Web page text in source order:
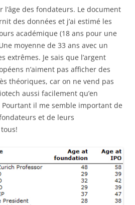
l’âge des fondateurs. Le document
des données et j’ai estimé les
académique (18 ans pour une
moyenne de 33 ans avec un
extrêmes. Je sais que l’argent
n’aiment pas afficher des
théoriques, car on ne vend pas
aussi facilement qu’en
Pourtant il me semble important de
et de leurs